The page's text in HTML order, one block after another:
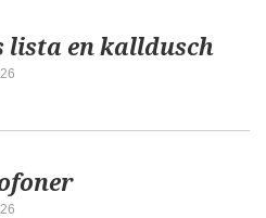
lista en kalldusch